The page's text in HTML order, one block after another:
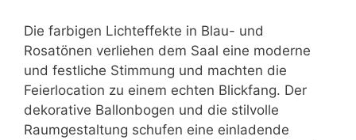
Die farbigen Lichteffekte in Blau- und
Rosatönen verliehen dem Saal eine moderne
und festliche Stimmung und machten die
Feierlocation zu einem echten Blickfang. Der
dekorative Ballonbogen und die stilvolle
Raumgestaltung schufen eine einladende